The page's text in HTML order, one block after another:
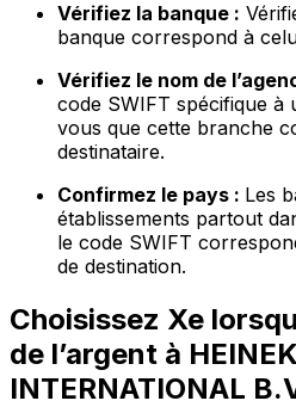
Vérifiez la banque :
banque correspond à
Vérifiez le nom de
code SWIFT spécifique
vous que cette branche
destinataire.
Confirmez le pays : Les
établissements partout
le code SWIFT
de destination.
Choisissez Xe
de l’argent à
INTERNATIONAL